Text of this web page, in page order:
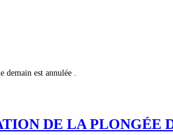
demain est annulée .
DE LA PLONGÉE